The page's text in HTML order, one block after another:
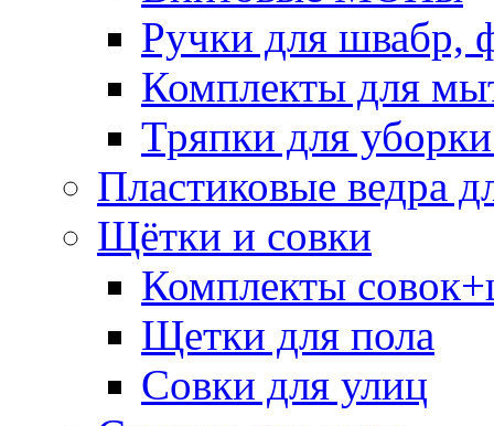
Ручки для швабр,
Комплекты для
Тряпки для
Пластиковые ведра
Щётки и совки
Комплекты
Щетки для пола
Совки для улиц